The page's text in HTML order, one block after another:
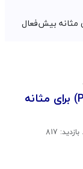
تحریک عصب تیبیال از راه پوست (PTNS) برای مثانه